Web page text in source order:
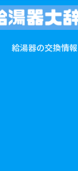
給湯器の交換情報